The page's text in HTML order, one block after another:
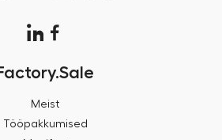
Meist
Tööpakkumised